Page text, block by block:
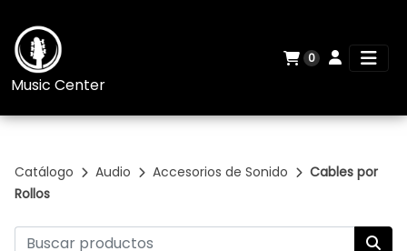
Music Center
0
Catálogo Audio Accesorios de Sonido
Cables por
Rollos